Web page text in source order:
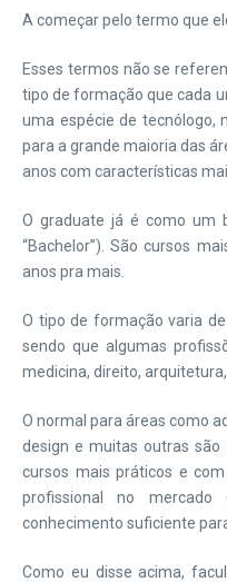
A começar pelo termo que
Esses termos não se
tipo de formação que cada
uma espécie de tecnólogo,
para a grande maioria das
anos com características
O graduate já é como um
“Bachelor”). São cursos
anos pra mais.
O tipo de formação varia
sendo que algumas
medicina, direito,
O normal para áreas como
design e muitas outras são
cursos mais práticos e
profissional no
conhecimento suficiente
Como eu disse acima,